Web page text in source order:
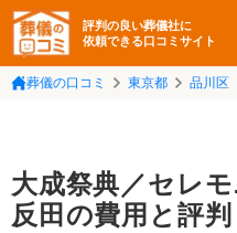
評判の良い葬儀社に
依頼できる口コミサイト
葬儀の口コミ 東京都 品川区
大成祭典／セレ
反田の費用と評判